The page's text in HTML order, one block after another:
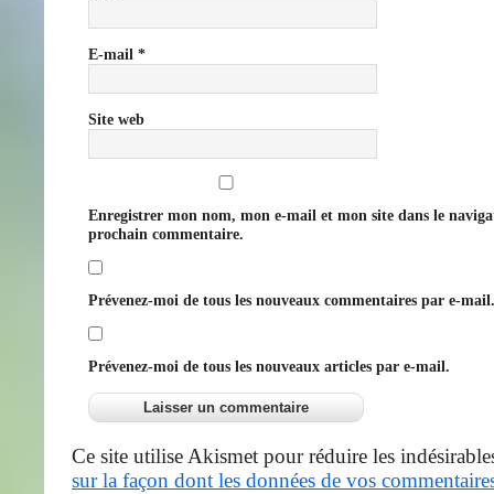
E-mail *
Site web
Enregistrer mon nom, mon e-mail et mon site dans le
prochain commentaire.
Prévenez-moi de tous les nouveaux commentaires par e-mail.
Prévenez-moi de tous les nouveaux articles par e-mail.
Ce site utilise Akismet pour réduire les
sur la façon dont les données de vos